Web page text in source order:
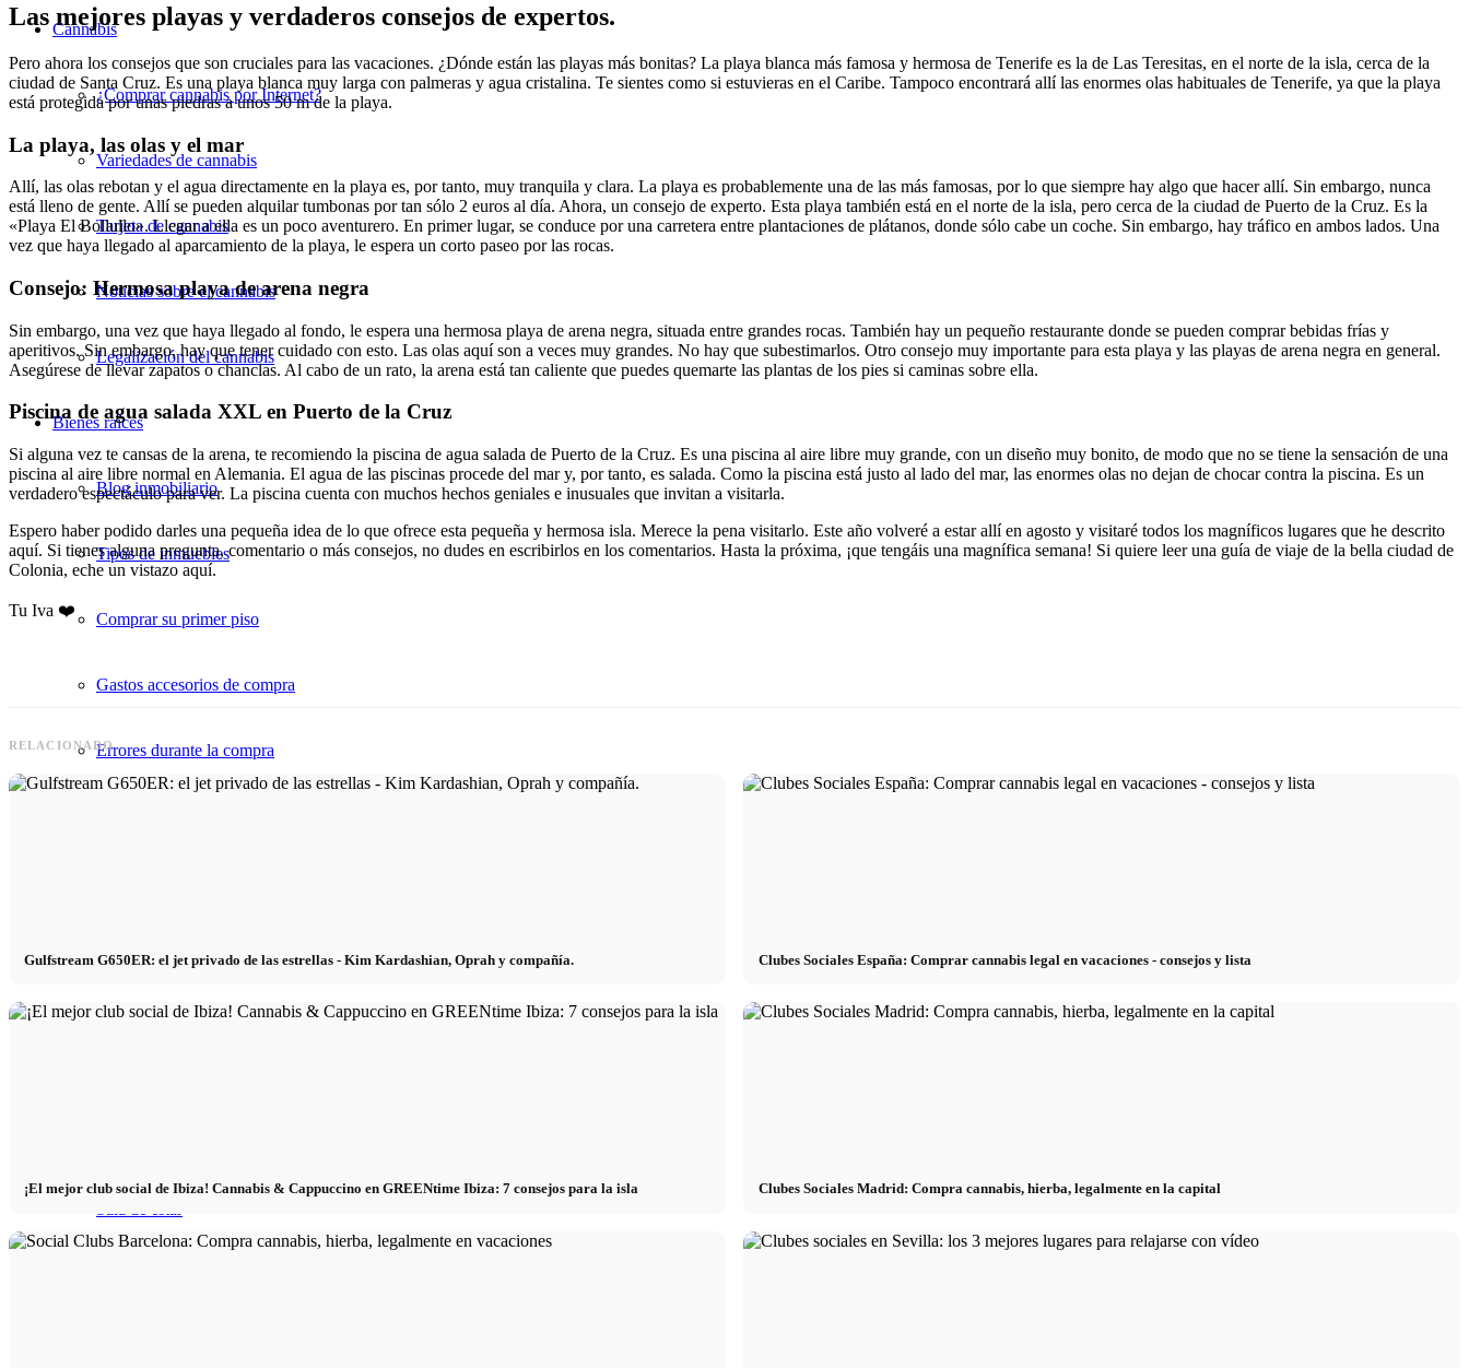
Cannabis
¿Comprar cannabis por Internet?
Variedades de cannabis
Tarjeta de cannabis
Noticias sobre el cannabis
Legalización del cannabis
Bienes raíces
Blog inmobiliario
Tipos de inmuebles
Comprar su primer piso
Gastos accesorios de compra
Errores durante la compra
Interior
Sala de estar
Las mejores playas y verdaderos consejos de expertos.
Pero ahora los consejos que son cruciales para las vacaciones. ¿Dónde están las playas más bonitas? La playa blanca más famosa y hermosa de Tenerife es la de Las Teresitas, en el norte de la isla, cerca de la
ciudad de Santa Cruz. Es una playa blanca muy larga con palmeras y agua cristalina. Te sientes como si estuvieras en el Caribe. Tampoco encontrará allí las enormes olas habituales de Tenerife, ya que la playa
está protegida por unas piedras a unos 50 m de la playa.
La playa, las olas y el mar
Allí, las olas rebotan y el agua directamente en la playa es, por tanto, muy tranquila y clara. La playa es probablemente una de las más famosas, por lo que siempre hay algo que hacer allí. Sin embargo, nunca
está lleno de gente. Allí se pueden alquilar tumbonas por tan sólo 2 euros al día. Ahora, un consejo de experto. Esta playa también está en el norte de la isla, pero cerca de la ciudad de Puerto de la Cruz. Es la
«Playa El Bollullo». Llegar a ella es un poco aventurero. En primer lugar, se conduce por una carretera entre plantaciones de plátanos, donde sólo cabe un coche. Sin embargo, hay tráfico en ambos lados. Una
vez que haya llegado al aparcamiento de la playa, le espera un corto paseo por las rocas.
Consejo: Hermosa playa de arena negra
Sin embargo, una vez que haya llegado al fondo, le espera una hermosa playa de arena negra, situada entre grandes rocas. También hay un pequeño restaurante donde se pueden comprar bebidas frías y
aperitivos. Sin embargo, hay que tener cuidado con esto. Las olas aquí son a veces muy grandes. No hay que subestimarlos. Otro consejo muy importante para esta playa y las playas de arena negra en general.
Asegúrese de llevar zapatos o chanclas. Al cabo de un rato, la arena está tan caliente que puedes quemarte las plantas de los pies si caminas sobre ella.
Piscina de agua salada XXL en Puerto de la Cruz
Si alguna vez te cansas de la arena, te recomiendo la piscina de agua salada de Puerto de la Cruz. Es una piscina al aire libre muy grande, con un diseño muy bonito, de modo que no se tiene la sensación de una
piscina al aire libre normal en Alemania. El agua de las piscinas procede del mar y, por tanto, es salada. Como la piscina está justo al lado del mar, las enormes olas no dejan de chocar contra la piscina. Es un
verdadero espectáculo para ver. La piscina cuenta con muchos hechos geniales e inusuales que invitan a visitarla.
Espero haber podido darles una pequeña idea de lo que ofrece esta pequeña y hermosa isla. Merece la pena visitarlo. Este año volveré a estar allí en agosto y visitaré todos los magníficos lugares que he descrito
aquí. Si tienes alguna pregunta, comentario o más consejos, no dudes en escribirlos en los comentarios. Hasta la próxima, ¡que tengáis una magnífica semana! Si quiere leer una guía de viaje de la bella ciudad de
Colonia, eche un vistazo aquí.
Tu Iva ❤️
RELACIONADO
Gulfstream G650ER: el jet privado de las estrellas - Kim Kardashian, Oprah y compañía. Clubes Sociales España: Comprar cannabis legal en vacaciones - consejos y lista
¡El mejor club social de Ibiza! Cannabis & Cappuccino en GREENtime Ibiza: 7 consejos para la isla Clubes Sociales Madrid: Compra cannabis, hierba, legalmente en la capital